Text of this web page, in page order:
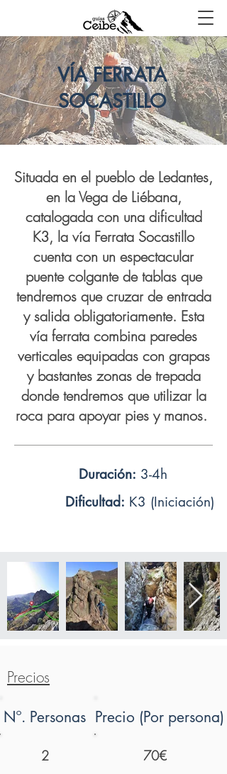
VÍA FERRATA
SOCASTILLO
Situada en el pueblo de Ledantes,
en la Vega de Liébana,
catalogada con una dificultad
K3, la vía Ferrata Socastillo
cuenta con un espectacular
puente colgante de tablas que
tendremos que cruzar de entrada
y salida obligatoriamente. Esta
vía ferrata combina paredes
verticales equipadas con grapas
y bastantes zonas de trepada
donde tendremos que utilizar la
roca para apoyar pies y manos.
Duración: 3-4h
Dificultad: K3 (Iniciación)
Precios
Nº. Personas
70€
2
Precio (Por persona)